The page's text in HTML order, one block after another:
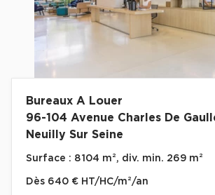
Bureaux A Louer
96-104 Avenue Charles De
Neuilly Sur Seine
Surface : 8 104 m², div. min. 269 m²
Dès 640 € HT/HC/m²/an